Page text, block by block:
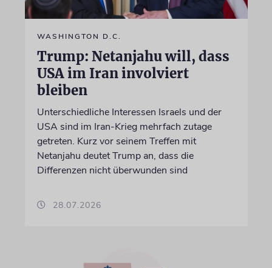
WASHINGTON D.C.
Trump: Netanjahu will, dass
USA im Iran involviert
bleiben
Unterschiedliche Interessen Israels und der
USA sind im Iran-Krieg mehrfach zutage
getreten. Kurz vor seinem Treffen mit
Netanjahu deutet Trump an, dass die
Differenzen nicht überwunden sind
28.07.2026